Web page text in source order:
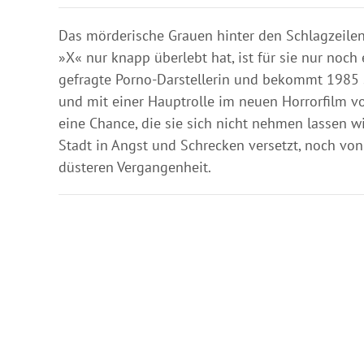
Das mörderische Grauen hinter den
»X« nur knapp überlebt hat, ist für sie nur
gefragte Porno-Darstellerin und bekommt
und mit einer Hauptrolle im neuen Horrorfilm
eine Chance, die sie sich nicht nehmen lassen
Stadt in Angst und Schrecken versetzt, noch
düsteren Vergangenheit.